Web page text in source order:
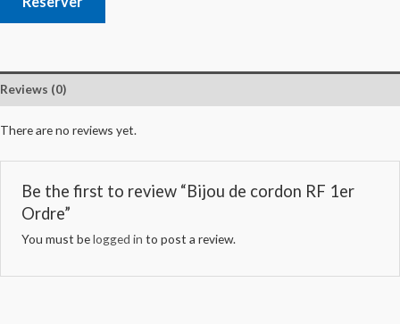
Reviews (0)
There are no reviews yet.
Be the first to review “Bijou de cordon RF 1er
Ordre”
You must belogged in to post a review.